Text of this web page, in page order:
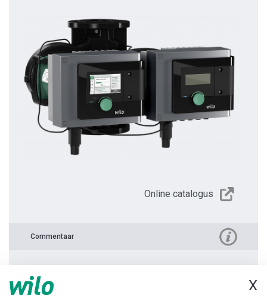
X
Online catalogus
Commentaar
Let op: aanpassing van de leiding.
Vervangingspomp uitgerust met temperatuursensor.